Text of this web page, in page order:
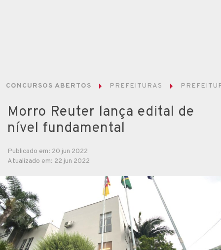
CONCURSOS ABERTOS PREFEITURAS
Morro Reuter lança edital de
nível fundamental
Publicado em: 20 jun 2022
Atualizado em: 22 jun 2022